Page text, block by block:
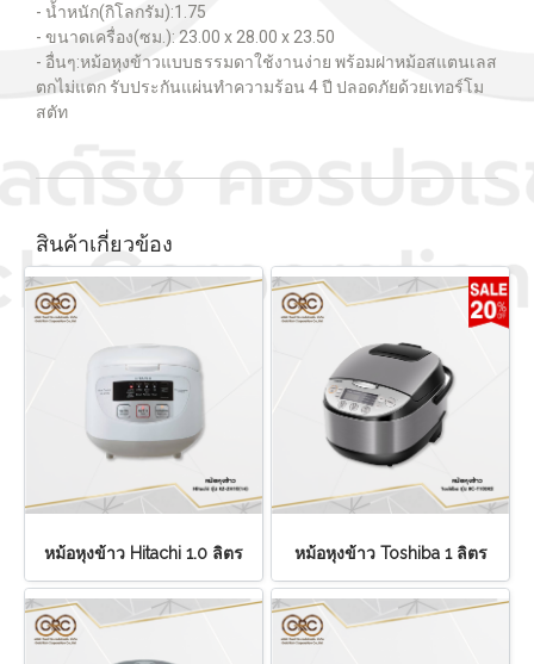
- น้ำหนัก(กิโลกรัม):1.75
- ขนาดเครื่อง(ซม.): 23.00 x 28.00 x 23.50
- อื่นๆ:หม้อหุงข้าวแบบธรรมดาใช้งานง่าย พร้อมฝาหม้อสแตนเลส
ตกไม่แตก รับประกันแผ่นทำความร้อน 4 ปี ปลอดภัยด้วยเทอร์โม
สตัท
สินค้าเกี่ยวข้อง
หม้อหุงข้าว Hitachi 1.0 ลิตร หม้อหุงข้าว Toshiba 1 ลิตร